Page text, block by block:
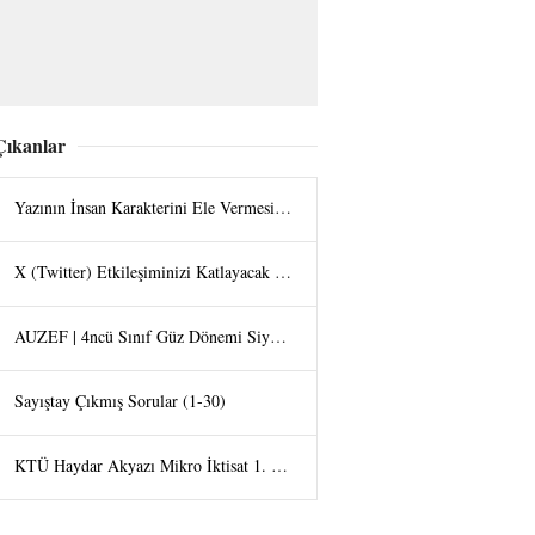
Yazının İnsan Karakterini Ele Vermesi - Halit UZAN
X (Twitter) Etkileşiminizi Katlayacak Görsel Hilesi: "Tap the Post" Trendi
AUZEF | 4ncü Sınıf Güz Dönemi Siyaset Felsefesi Final Bölüm Soruları
Sayıştay Çıkmış Sorular (1-30)
KTÜ Haydar Akyazı Mikro İktisat 1. Vize Sorularu